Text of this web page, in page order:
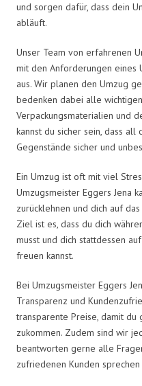
und sorgen dafür, dass dein
abläuft.
Unser Team von erfahrenen
mit den Anforderungen eines
aus. Wir planen den Umzug
bedenken dabei alle
Verpackungsmaterialien und
kannst du sicher sein, dass
Gegenstände sicher und
Ein Umzug ist oft mit viel
Umzugsmeister Eggers Jena
zurücklehnen und dich auf
Ziel ist es, dass du dich
musst und dich stattdessen
freuen kannst.
Bei Umzugsmeister Eggers
Transparenz und
transparente Preise, damit du
zukommen. Zudem sind wir
beantworten gerne alle
zufriedenen Kunden